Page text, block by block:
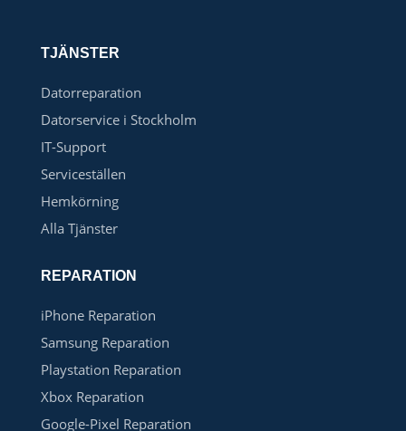
TJÄNSTER
Datorreparation
Datorservice i Stockholm
IT-Support
Serviceställen
Hemkörning
Alla Tjänster
REPARATION
iPhone Reparation
Samsung Reparation
Playstation Reparation
Xbox Reparation
Google-Pixel Reparation